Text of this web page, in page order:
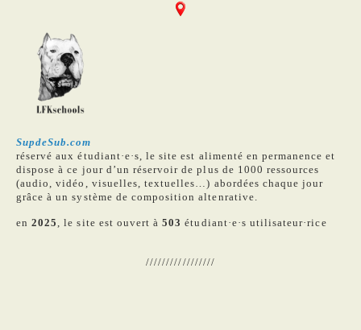
SupdeSub.com
réservé aux étudiant·e·s, le site est alimenté en permanence et
dispose à ce jour d’un réservoir de plus de 1000 ressources
(audio, vidéo, visuelles, textuelles…) abordées chaque jour
grâce à un système de composition altenrative.
en2025 , le site est ouvert à503 étudiant·e·s utilisateur·rice
/////////////////